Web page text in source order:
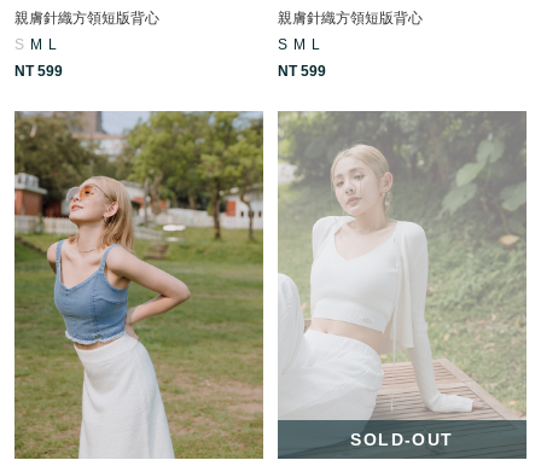
親膚針織方領短版背心
S M L
NT 599
親膚針織方領短版背心
S M L
NT 599
SOLD-OUT